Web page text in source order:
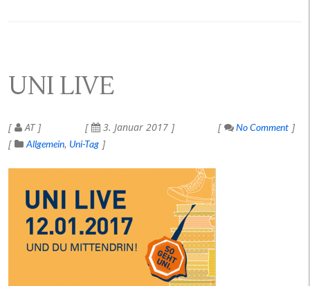
UNI LIVE
AT 3. Januar 2017
No Comment
Allgemein Uni-Tag